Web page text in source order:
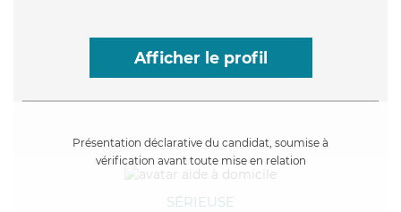
Afficher le profil
Présentation déclarative du candidat, soumise à
vérification avant toute mise en relation
SÉRIEUSE